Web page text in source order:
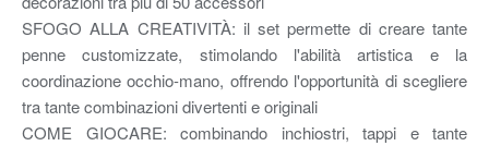
SFOGO ALLA CREATIVITÀ: il set permette di creare tante
penne customizzate, stimolando l'abilità artistica e la
coordinazione occhio-mano, offrendo l'opportunità di scegliere
tra tante combinazioni divertenti e originali
COME GIOCARE: combinando inchiostri, tappi e tante